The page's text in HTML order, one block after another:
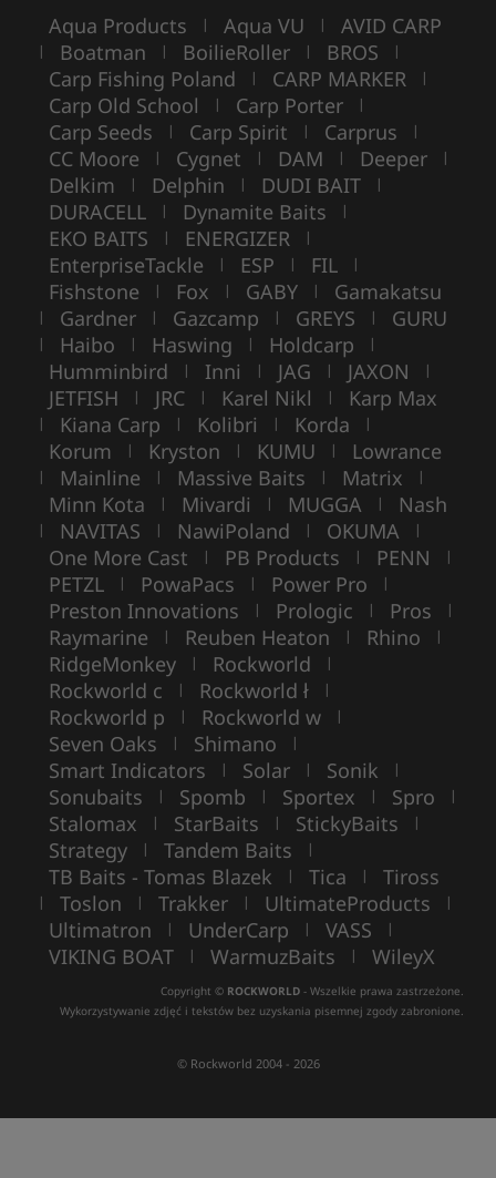
Aqua Products | Aqua VU | AVID CARP
| Boatman | BoilieRoller | BROS |
Carp Fishing Poland | CARP MARKER |
Carp Old School | Carp Porter |
Carp Seeds | Carp Spirit | Carprus |
CC Moore | Cygnet | DAM | Deeper |
Delkim | Delphin | DUDI BAIT |
DURACELL | Dynamite Baits |
EKO BAITS | ENERGIZER |
EnterpriseTackle | ESP | FIL |
Fishstone | Fox | GABY | Gamakatsu
| Gardner | Gazcamp | GREYS | GURU
| Haibo | Haswing | Holdcarp |
Humminbird | Inni | JAG | JAXON |
JETFISH | JRC | Karel Nikl | Karp Max
| Kiana Carp | Kolibri | Korda |
Korum | Kryston | KUMU | Lowrance
| Mainline | Massive Baits | Matrix |
Minn Kota | Mivardi | MUGGA | Nash
| NAVITAS | NawiPoland | OKUMA |
One More Cast | PB Products | PENN |
PETZL | PowaPacs | Power Pro |
Preston Innovations | Prologic | Pros |
Raymarine | Reuben Heaton | Rhino |
RidgeMonkey | Rockworld |
Rockworld c | Rockworld ł |
Rockworld p | Rockworld w |
Seven Oaks | Shimano |
Smart Indicators | Solar | Sonik |
Sonubaits | Spomb | Sportex | Spro |
Stalomax | StarBaits | StickyBaits |
Strategy | Tandem Baits |
TB Baits - Tomas Blazek | Tica | Tiross
| Toslon | Trakker | UltimateProducts |
Ultimatron | UnderCarp | VASS |
VIKING BOAT | WarmuzBaits | WileyX
Copyright © ROCKWORLD - Wszelkie prawa zastrzeżone.
Wykorzystywanie zdjęć i tekstów bez uzyskania pisemnej zgody zabronione.
© Rockworld 2004 - 2026